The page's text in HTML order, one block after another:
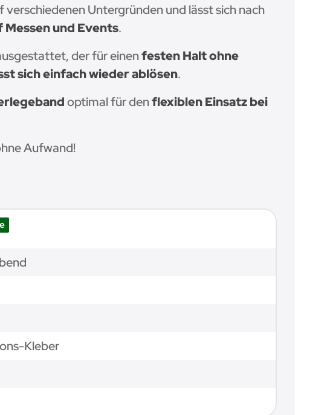
Untergründen und lässt sich nach
und Events.
der für einenfesten Halt ohne
sich einfach wieder ablösen.
optimal für denflexiblen Einsatz bei
Aufwand!
Kleber